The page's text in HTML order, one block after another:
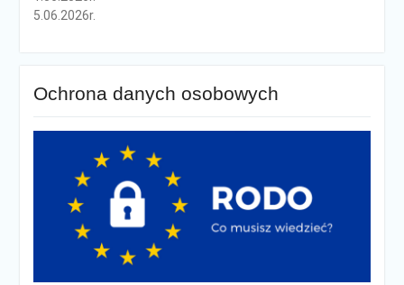
5.06.2026r.
Ochrona danych osobowych